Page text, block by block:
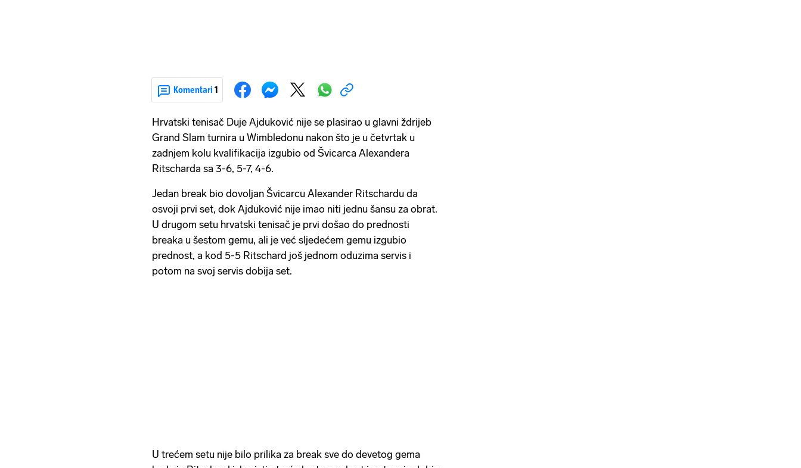
Komentari 1
Hrvatski tenisač Duje Ajduković nije se plasirao u glavni ždrijeb
Grand Slam turnira u Wimbledonu nakon što je u četvrtak u
zadnjem kolu kvalifikacija izgubio od Švicarca Alexandera
Ritscharda sa 3-6, 5-7, 4-6.
Jedan break bio dovoljan Švicarcu Alexander Ritschardu da
osvoji prvi set, dok Ajduković nije imao niti jednu šansu za obrat.
U drugom setu hrvatski tenisač je prvi došao do prednosti
breaka u šestom gemu, ali je već sljedećem gemu izgubio
prednost, a kod 5-5 Ritschard još jednom oduzima servis i
potom na svoj servis dobija set.
U trećem setu nije bilo prilika za break sve do devetog gema